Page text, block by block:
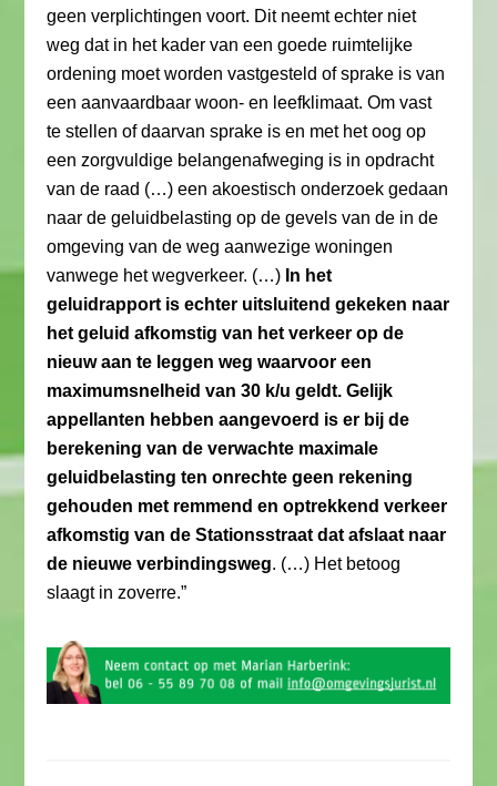
geen verplichtingen voort. Dit neemt echter niet
weg dat in het kader van een goede ruimtelijke
ordening moet worden vastgesteld of sprake is van
een aanvaardbaar woon- en leefklimaat. Om vast
te stellen of daarvan sprake is en met het oog op
een zorgvuldige belangenafweging is in opdracht
van de raad (…) een akoestisch onderzoek gedaan
naar de geluidbelasting op de gevels van de in de
omgeving van de weg aanwezige woningen
vanwege het wegverkeer. (…) In het
geluidrapport is echter uitsluitend gekeken naar
het geluid afkomstig van het verkeer op de
nieuw aan te leggen weg waarvoor een
maximumsnelheid van 30 k/u geldt. Gelijk
appellanten hebben aangevoerd is er bij de
berekening van de verwachte maximale
geluidbelasting ten onrechte geen rekening
gehouden met remmend en optrekkend verkeer
afkomstig van de Stationsstraat dat afslaat naar
de nieuwe verbindingsweg. (…) Het betoog
slaagt in zoverre.”